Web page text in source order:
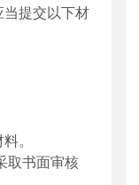
当提交以下材
。
取书面审核